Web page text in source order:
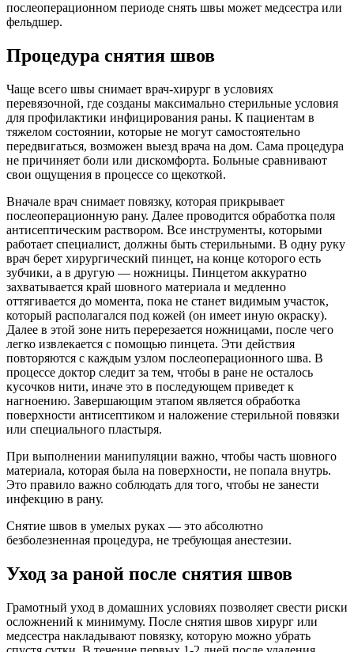
послеоперационном периоде снять швы может медсестра или
фельдшер.
Процедура снятия швов
Чаще всего швы снимает врач-хирург в условиях
перевязочной, где созданы максимально стерильные условия
для профилактики инфицирования раны. К пациентам в
тяжелом состоянии, которые не могут самостоятельно
передвигаться, возможен выезд врача на дом. Сама процедура
не причиняет боли или дискомфорта. Больные сравнивают
свои ощущения в процессе со щекоткой.
Вначале врач снимает повязку, которая прикрывает
послеоперационную рану. Далее проводится обработка поля
антисептическим раствором. Все инструменты, которыми
работает специалист, должны быть стерильными. В одну руку
врач берет хирургический пинцет, на конце которого есть
зубчики, а в другую — ножницы. Пинцетом аккуратно
захватывается край шовного материала и медленно
оттягивается до момента, пока не станет видимым участок,
который располагался под кожей (он имеет иную окраску).
Далее в этой зоне нить перерезается ножницами, после чего
легко извлекается с помощью пинцета. Эти действия
повторяются с каждым узлом послеоперационного шва. В
процессе доктор следит за тем, чтобы в ране не осталось
кусочков нити, иначе это в последующем приведет к
нагноению. Завершающим этапом является обработка
поверхности антисептиком и наложение стерильной повязки
или специального пластыря.
При выполнении манипуляции важно, чтобы часть шовного
материала, которая была на поверхности, не попала внутрь.
Это правило важно соблюдать для того, чтобы не занести
инфекцию в рану.
Снятие швов в умелых руках — это абсолютно
безболезненная процедура, не требующая анестезии.
Уход за раной после снятия швов
Грамотный уход в домашних условиях позволяет свести риски
осложнений к минимуму. После снятия швов хирург или
медсестра накладывают повязку, которую можно убрать